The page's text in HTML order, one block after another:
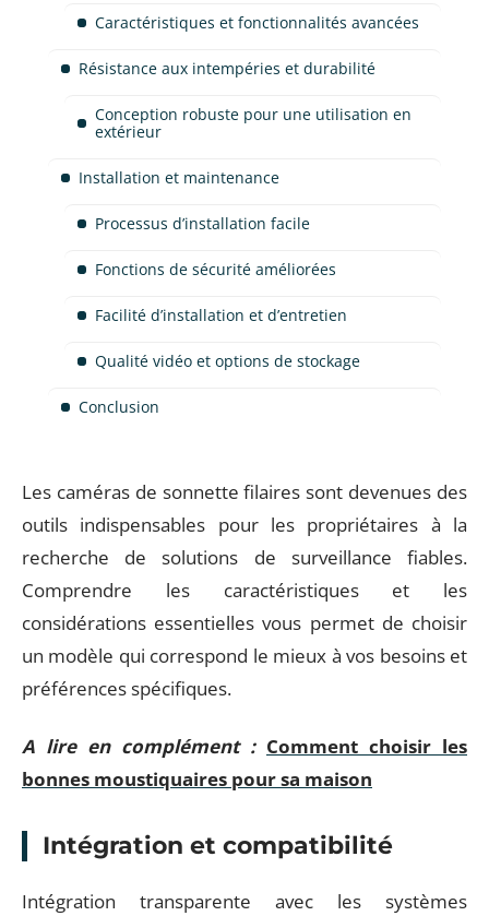
Caractéristiques et fonctionnalités avancées
Résistance aux intempéries et durabilité
Conception robuste pour une utilisation en
extérieur
Installation et maintenance
Processus d’installation facile
Fonctions de sécurité améliorées
Facilité d’installation et d’entretien
Qualité vidéo et options de stockage
Conclusion
Les caméras de sonnette filaires sont devenues des
outils indispensables pour les propriétaires à la
recherche de solutions de surveillance fiables.
Comprendre les caractéristiques et les
considérations essentielles vous permet de choisir
un modèle qui correspond le mieux à vos besoins et
préférences spécifiques.
A lire en complément : Comment choisir les
bonnes moustiquaires pour sa maison
Intégration et compatibilité
Intégration transparente avec les systèmes